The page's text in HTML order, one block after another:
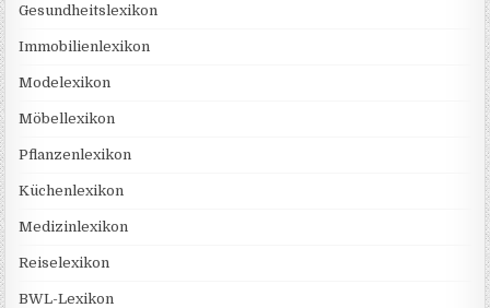
Gesundheitslexikon
Immobilienlexikon
Modelexikon
Möbellexikon
Pflanzenlexikon
Küchenlexikon
Medizinlexikon
Reiselexikon
BWL-Lexikon